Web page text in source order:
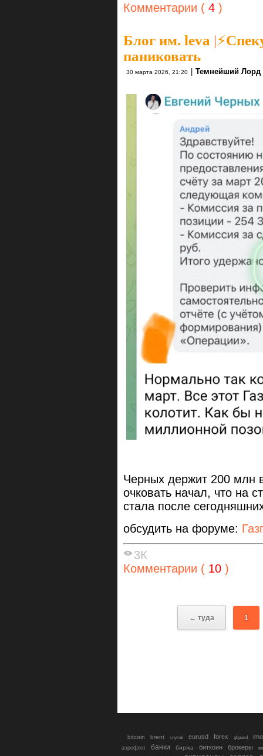
Комментарии ( 4 )
Блог им. leva |
паниковать
30 марта 2026, 21:20 Темнейший Лорд
Черных держит 200 млн
очковать начал, что на
стала после
обсудить на форуме:
3К
Комментарии ( 10 )
← туда 1
bitcoin brent cnyrub eurusd forex gbpusd
аэрофлот банки биржа биткоин брокеры